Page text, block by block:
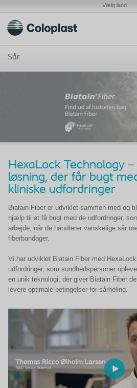
Vælg land
Sår
HexaLock Technology
løsning, der får bugt
kliniske udfordringer
Biatain Fiber er udviklet sammen med og
hjælp til at få bugt med de udfordringer,
arbejde, når de håndterer vanskelige sår
fiberbandager.
Vi har udviklet Biatain Fiber med
udfordringer, som sundhedspersoner
en unik teknologi, der giver Biatain Fiber
levere optimale betingelser for sårheling.